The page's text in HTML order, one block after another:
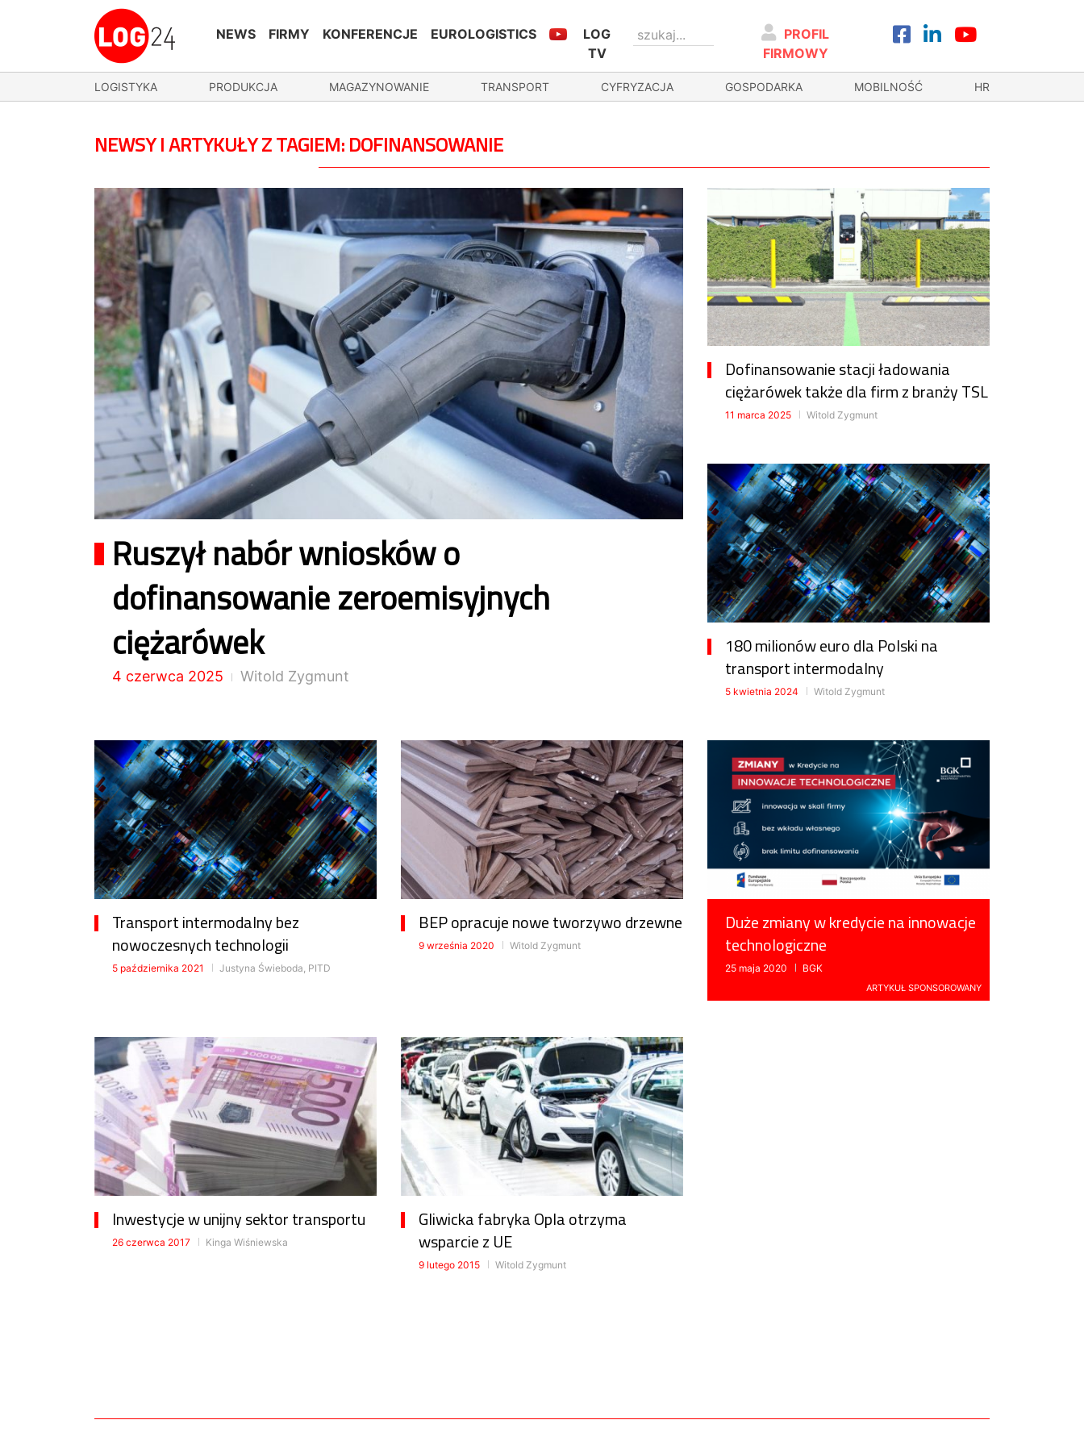
NEWS FIRMY KONFERENCJE EUROLOGISTICS
LOG
TV
PROFIL
FIRMOWY
LOGISTYKA PRODUKCJA MAGAZYNOWANIE TRANSPORT CYFRYZACJA GOSPODARKA MOBILNOŚĆ HR
NEWSY I ARTYKUŁY Z TAGIEM: DOFINANSOWANIE
Ruszył nabór wniosków o
dofinansowanie zeroemisyjnych
ciężarówek
4 czerwca 2025 Witold Zygmunt
Dofinansowanie stacji ładowania
ciężarówek także dla firm z branży TSL
11 marca 2025 Witold Zygmunt
180 milionów euro dla Polski na
transport intermodalny
5 kwietnia 2024 Witold Zygmunt
Transport intermodalny bez
nowoczesnych technologii
5 października 2021 Justyna Świeboda, PITD
BEP opracuje nowe tworzywo drzewne
9 września 2020 Witold Zygmunt
Duże zmiany w kredycie na innowacje
technologiczne
25 maja 2020 BGK
Inwestycje w unijny sektor transportu
26 czerwca 2017 Kinga Wiśniewska
Gliwicka fabryka Opla otrzyma
wsparcie z UE
9 lutego 2015 Witold Zygmunt